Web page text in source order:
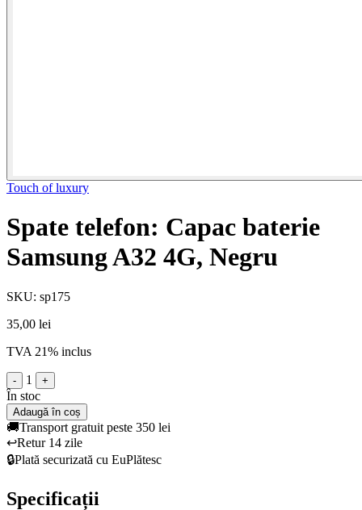
Touch of luxury
Spate telefon: Capac baterie
Samsung A32 4G, Negru
SKU: sp175
35,00 lei
TVA 21% inclus
- 1 +
În stoc
Adaugă în coș
🚚Transport gratuit peste 350 lei
↩️Retur 14 zile
🔒Plată securizată cu EuPlătesc
Specificații